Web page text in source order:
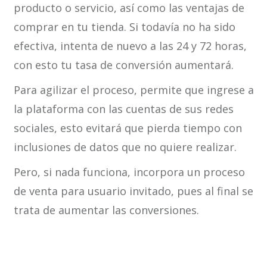
producto o servicio, así como las ventajas de
comprar en tu tienda. Si todavía no ha sido
efectiva, intenta de nuevo a las 24 y 72 horas,
con esto tu tasa de conversión aumentará.
Para agilizar el proceso, permite que ingrese a
la plataforma con las cuentas de sus redes
sociales, esto evitará que pierda tiempo con
inclusiones de datos que no quiere realizar.
Pero, si nada funciona, incorpora un proceso
de venta para usuario invitado, pues al final se
trata de aumentar las conversiones.